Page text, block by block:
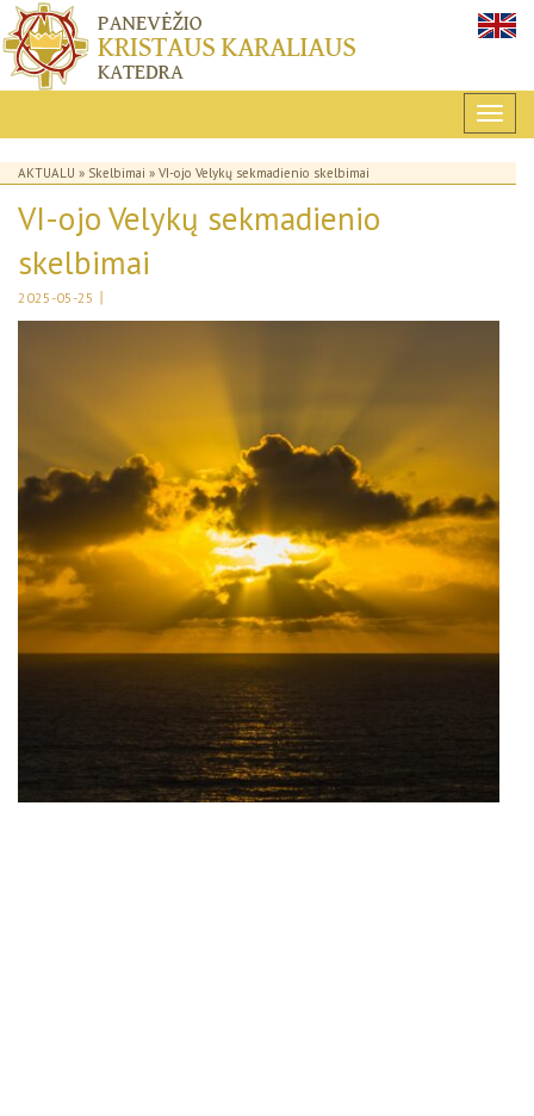
AKTUALU » Skelbimai » VI-ojo Velykų sekmadienio skelbimai
VI-ojo Velykų sekmadienio
skelbimai
2025-05-25 |